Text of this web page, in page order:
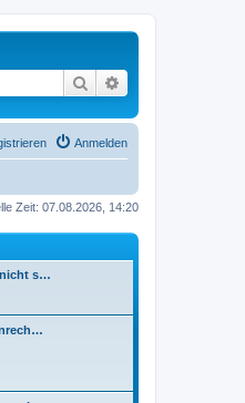
Suche
Anmelden
Zeit: 07.08.2026, 14:20
nicht s…